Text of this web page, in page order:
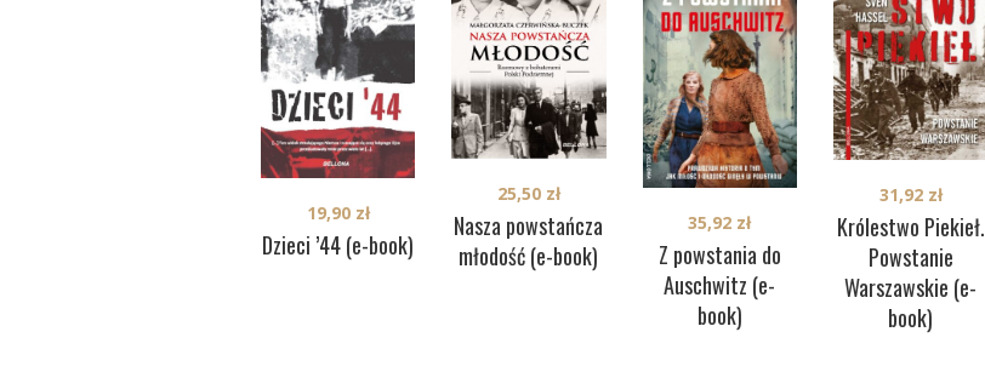
Dzieci ’44 (e-book)
19,90 zł
Nasza powstańcza
młodość (e-book)
25,50 zł
Z powstania do
Auschwitz (e-
book)
35,92 zł
Królestwo Piekieł.
Powstanie
Warszawskie (e-
book)
31,92 zł